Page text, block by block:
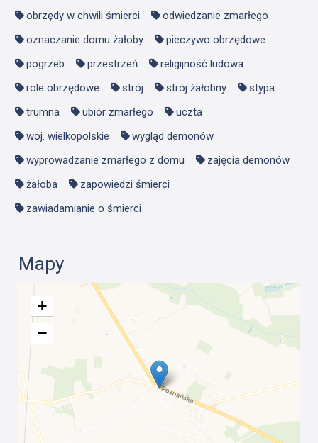
obrzędy w chwili śmierci
odwiedzanie zmarłego
oznaczanie domu żałoby
pieczywo obrzędowe
pogrzeb
przestrzeń
religijność ludowa
role obrzędowe
strój strój żałobny
stypa
trumna
ubiór zmarłego
uczta
woj. wielkopolskie
wygląd demonów
wyprowadzanie zmarłego z domu
zajęcia demonów
żałoba
zapowiedzi śmierci
zawiadamianie o śmierci
Mapy
+
−